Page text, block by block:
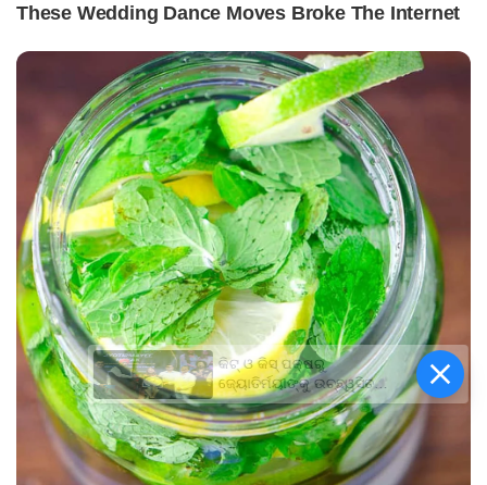
କିଟ୍‍ ଓ କିସ୍‍ ପକ୍ଷରୁ
ଜ୍ୟୋତିର୍ମୟୀଙ୍କୁ ଉଚ୍ଛ୍ୱସିତ
ସମ୍ବର୍ଦ୍ଧନା; ୫ଲକ୍ଷ ଟଙ୍କାର
ପ୍ରୋତ୍ସାହନ ରାଶି ପ୍ରଦାନ